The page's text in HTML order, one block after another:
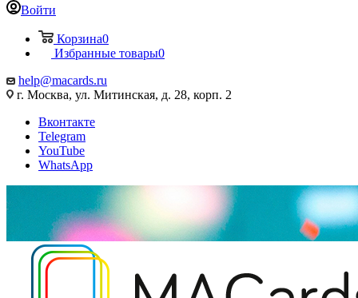
Войти
Корзина0
Избранные товары0
help@macards.ru
г. Москва, ул. Митинская, д. 28, корп. 2
Вконтакте
Telegram
YouTube
WhatsApp